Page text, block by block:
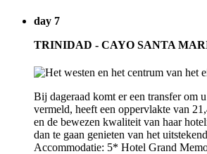
day 7
TRINIDAD - CAYO SANTA
Bij dageraad komt er een transfer om
vermeld, heeft een oppervlakte van
en de bewezen kwaliteit van haar
dan te gaan genieten van het
Accommodatie: 5* Hotel Grand